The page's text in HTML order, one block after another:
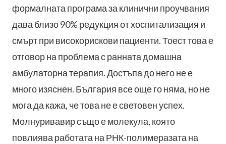
формалната програма за клинични проучвания
дава близо 90% редукция от хоспитализация и
смърт при високорискови пациенти. Тоест това е
отговор на проблема с ранната домашна
амбулаторна терапия. Достъпа до него не е
много изяснен. България все още го няма, но не
мога да кажа, че това не е световен успех.
Молнуривавир също е молекула, която
повлиява работата на РНК-полимеразата на